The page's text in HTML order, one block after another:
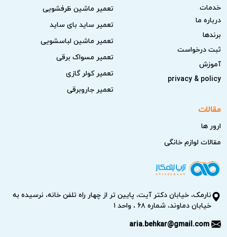
خدمات
درباره ما
برندها
ثبت درخواست
آموزش
privacy & policy
تعمیر ماشین ظرفشویی
تعمیر ساید بای ساید
تعمیر ماشین لباسشویی
تعمیر مسواک برقی
تعمیر کولر گازی
تعمیر جاروبرقی
مقالات
ارور ها
مقالات لوازم خانگی
نارمک، خیابان دکتر آیت، پایین تر از چهار راه تلفن خانه، نرسیده به
خیابان دماوند، شماره ۶۸ ، واحد ۱
aria.behkar@gmail.com